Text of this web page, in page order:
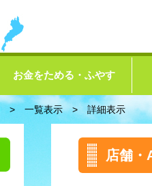
お金をためる・ふやす
> 一覧表示 > 詳細表示
店舗・